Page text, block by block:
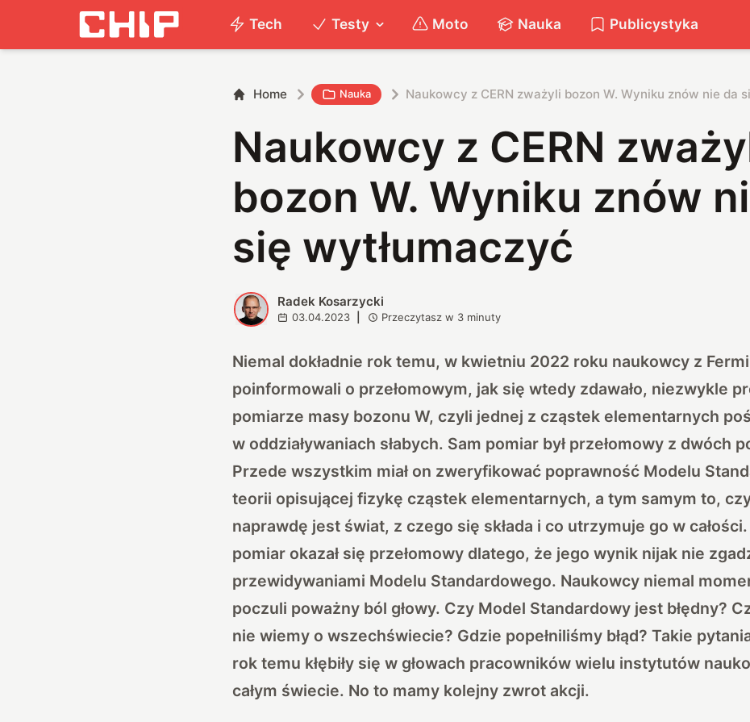
Tech Testy Moto Nauka Publicystyka
Home Nauka Naukowcy z CERN zważyli bozon W. Wyniku znów nie da
Naukowcy z CERN
bozon W. Wyniku znów
się wytłumaczyć
R Radek Kosarzycki
03.04.2023 Przeczytasz w 3 minuty
Niemal dokładnie rok temu, w kwietniu 2022 roku naukowcy z
poinformowali o przełomowym, jak się wtedy zdawało, niezwykle
pomiarze masy bozonu W, czyli jednej z cząstek elementarnych
w oddziaływaniach słabych. Sam pomiar był przełomowy z dwóch
Przede wszystkim miał on zweryfikować poprawność Modelu
teorii opisującej fizykę cząstek elementarnych, a tym samym to,
naprawdę jest świat, z czego się składa i co utrzymuje go w
pomiar okazał się przełomowy dlatego, że jego wynik nijak nie
przewidywaniami Modelu Standardowego. Naukowcy niemal
poczuli poważny ból głowy. Czy Model Standardowy jest błędny?
nie wiemy o wszechświecie? Gdzie popełniliśmy błąd? Takie
rok temu kłębiły się w głowach pracowników wielu instytutów
całym świecie. No to mamy kolejny zwrot akcji.